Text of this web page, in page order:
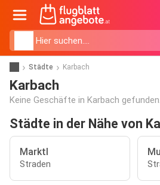
Städte Karbach
Karbach
Keine Geschäfte in Karbach gefunden.
Städte in der Nähe von
Marktl
Straden